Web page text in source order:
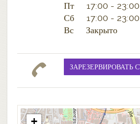
Пт 17:00 - 23:00
Сб 17:00 - 23:00
Вс Закрыто
+